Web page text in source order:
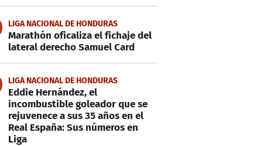
LIGA NACIONAL DE HONDURAS
Marathón oficaliza el fichaje del
lateral derecho Samuel Card
LIGA NACIONAL DE HONDURAS
Eddie Hernández, el
incombustible goleador que se
rejuvenece a sus 35 años en el
Real España: Sus números en
Liga